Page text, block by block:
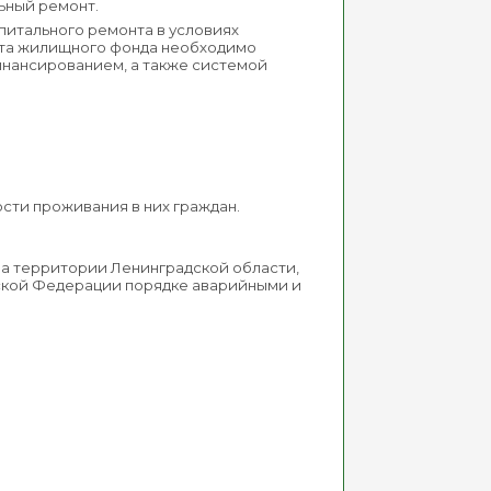
ремонт.
ремонта в условиях
жилищного фонда необходимо
а также системой
проживания в них граждан.
территории Ленинградской области,
Федерации порядке аварийными и